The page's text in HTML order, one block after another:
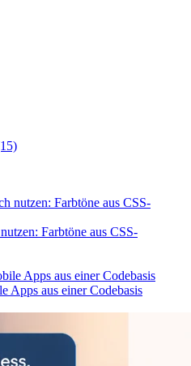
Farbtöne aus CSS-
Apps aus einer Codebasis